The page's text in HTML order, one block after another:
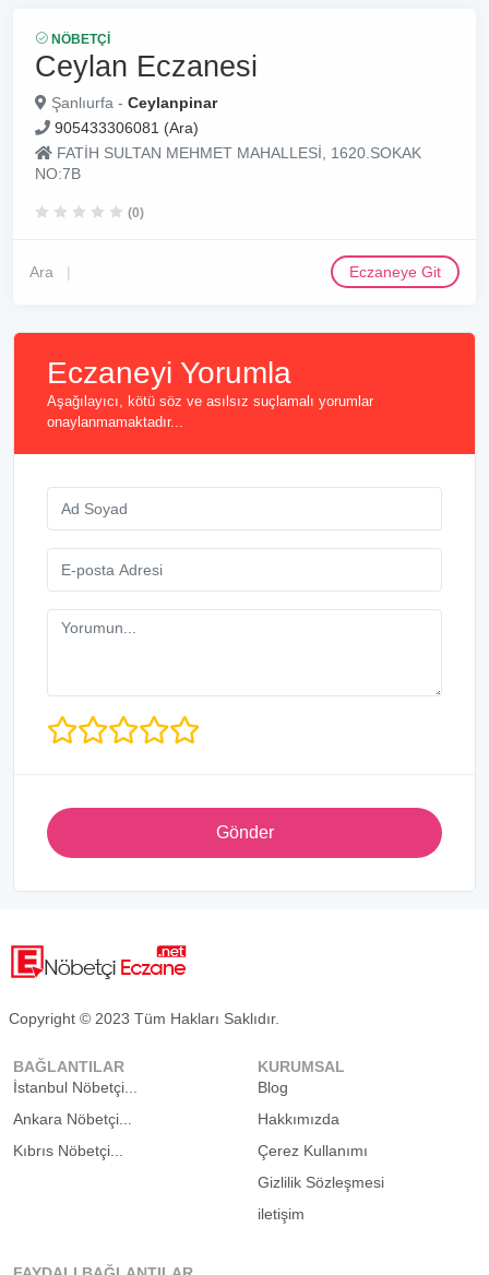
NÖBETÇI
Ceylan Eczanesi
Şanlıurfa - Ceylanpinar
905433306081 (Ara)
FATİH SULTAN MEHMET MAHALLESİ, 1620.SOKAK
NO:7B
(0)
Ara Eczaneye Git
Eczaneyi Yorumla
Aşağılayıcı, kötü söz ve asılsız suçlamalı yorumlar
onaylanmamaktadır...
Gönder
Copyright © 2023 Tüm Hakları Saklıdır.
BAĞLANTILAR
İstanbul Nöbetçi...
Ankara Nöbetçi...
Kıbrıs Nöbetçi...
KURUMSAL
Blog
Hakkımızda
Çerez Kullanımı
Gizlilik Sözleşmesi
iletişim